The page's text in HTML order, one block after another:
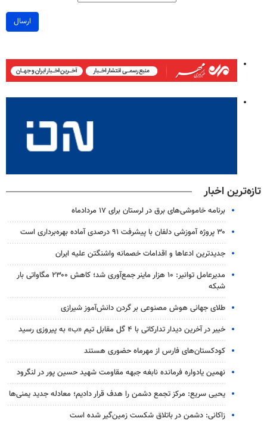
ارسال
تازه‌ترین اخبار
برنامه خاموشی‌های برق در لرستان برای ۱۷ مردادماه
۳۰ پروژه آموزشی دلفان با پیشرفت ۹۱ درصدی آماده بهره‌برداری است
جدیدترین ادعاها و اقدامات خصمانه واشنگتن علیه ایران
مدیرعامل توانیر: ۱۰ هزار ماینر جمع‌آوری شد؛ کاهش ۲۳۰۰ مگاواتی بار
شبکه
طلای جهانی هوش مصنوعی بر گردن دانش‌آموز شیرازی
خیبر در آخرین دیدار تدارکاتی با ۴ گل مقابل تیم «ب» به پیروزی رسید
کودکستان‌های فارس از مهرماه حضوری هستند
نهمین یادواره فرمانده نابغه جبهه مقاومت شهید حسین پور در لنگرود
یحیی سریع: مرکز تجمع دشمن را هدف قرار دادیم؛ معادله جدید یمنی‌ها
زاکانی: دشمن در باتلاق شکست زمین‌گیر شده است